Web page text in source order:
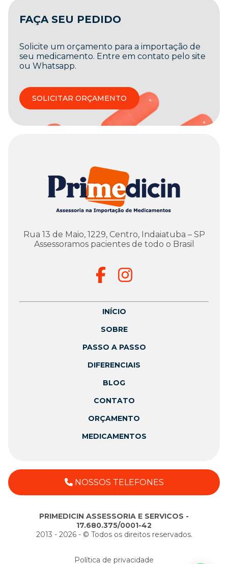
FAÇA SEU PEDIDO
Solicite um orçamento para a importação de
seu medicamento. Entre em contato pelo site
ou Whatsapp.
SOLICITAR ORÇAMENTO
Rua 13 de Maio, 1229, Centro, Indaiatuba – SP
Assessoramos pacientes de todo o Brasil
INÍCIO
SOBRE
PASSO A PASSO
DIFERENCIAIS
BLOG
CONTATO
ORÇAMENTO
MEDICAMENTOS
NOSSOS TELEFONES
PRIMEDICIN ASSESSORIA E SERVICOS -
17.680.375/0001-42
2013 - 2026 - ©️ Todos os direitos reservados.
Política de privacidade